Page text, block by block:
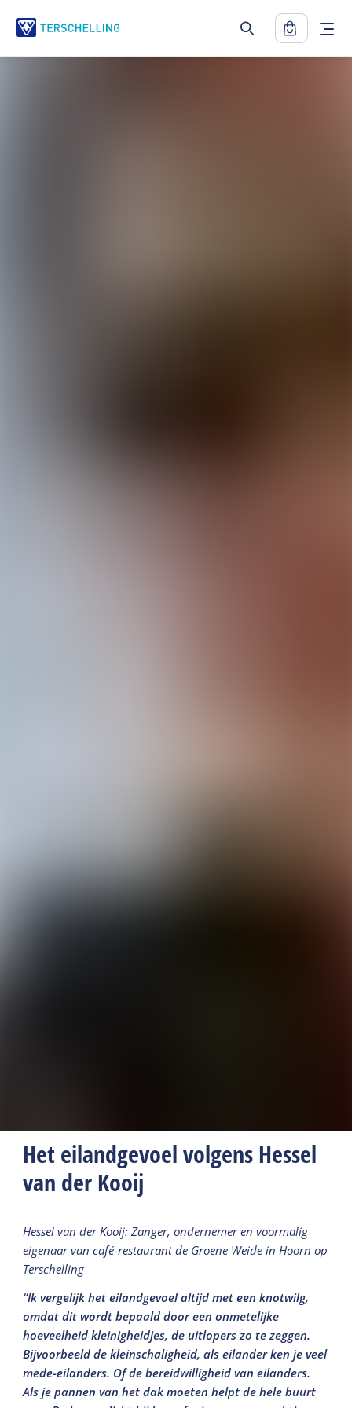
Het eilandgevoel volgens Hessel
van der Kooij
Hessel van der Kooij: Zanger, ondernemer en voormalig
eigenaar van café-restaurant de Groene Weide in Hoorn op
Terschelling
“Ik vergelijk het eilandgevoel altijd met een knotwilg,
omdat dit wordt bepaald door een onmetelijke
hoeveelheid kleinigheidjes, de uitlopers zo te zeggen.
Bijvoorbeeld de kleinschaligheid, als eilander ken je veel
mede-eilanders. Of de bereidwilligheid van eilanders.
Als je pannen van het dak moeten helpt de hele buurt